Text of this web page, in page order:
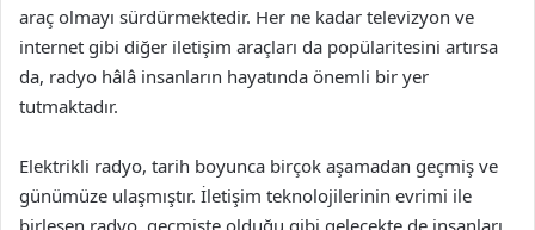
araç olmayı sürdürmektedir. Her ne kadar televizyon ve
internet gibi diğer iletişim araçları da popülaritesini artırsa
da, radyo hâlâ insanların hayatında önemli bir yer
tutmaktadır.
Elektrikli radyo, tarih boyunca birçok aşamadan geçmiş ve
günümüze ulaşmıştır. İletişim teknolojilerinin evrimi ile
birleşen radyo, geçmişte olduğu gibi gelecekte de insanları